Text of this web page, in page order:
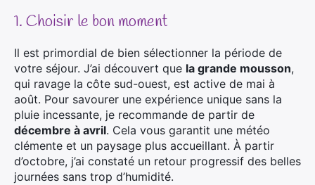
1. Choisir le bon moment
Il est primordial de bien sélectionner la période de
votre séjour. J’ai découvert que la grande mousson,
qui ravage la côte sud-ouest, est active de mai à
août. Pour savourer une expérience unique sans la
pluie incessante, je recommande de partir de
décembre à avril. Cela vous garantit une météo
clémente et un paysage plus accueillant. À partir
d’octobre, j’ai constaté un retour progressif des belles
journées sans trop d’humidité.